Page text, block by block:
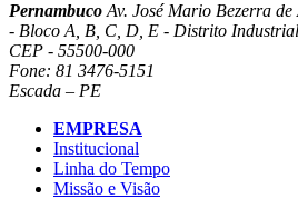
Pernambuco Av. José Mario Bezerra
- Bloco A, B, C, D, E - Distrito
CEP - 55500-000
Fone: 81 3476-5151
Escada – PE
EMPRESA
Institucional
Linha do Tempo
Missão e Visão